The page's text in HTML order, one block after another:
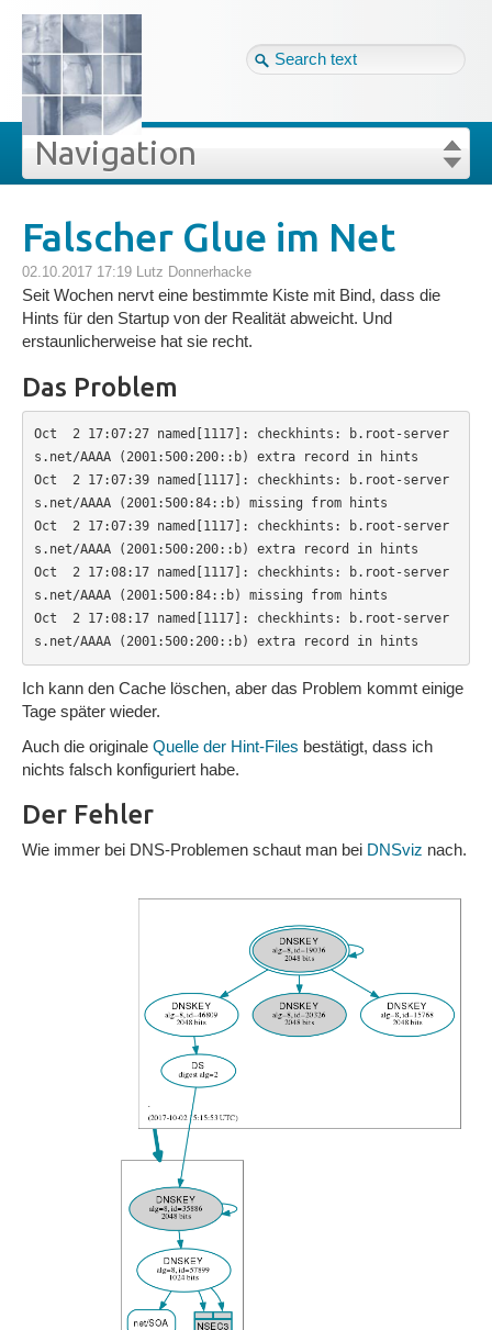
Tag cloud
Site map
Login
Forgot your password?
Navigation
Projekte
Veröffentlichungen
Blog
Impressum
Datenschutz
Blog Falscher Glue im Net
Falscher Glue im Net
02.10.2017 17:19 Lutz Donnerhacke
Seit Wochen nervt eine bestimmte Kiste mit Bind, dass die
Hints für den Startup von der Realität abweicht. Und
erstaunlicherweise hat sie recht.
Das Problem
Oct  2 17:07:27 named[1117]: checkhints: b.root-server
s.net/AAAA (2001:500:200::b) extra record in hints
Oct  2 17:07:39 named[1117]: checkhints: b.root-server
s.net/AAAA (2001:500:84::b) missing from hints
Oct  2 17:07:39 named[1117]: checkhints: b.root-server
s.net/AAAA (2001:500:200::b) extra record in hints
Oct  2 17:08:17 named[1117]: checkhints: b.root-server
s.net/AAAA (2001:500:84::b) missing from hints
Oct  2 17:08:17 named[1117]: checkhints: b.root-server
s.net/AAAA (2001:500:200::b) extra record in hints
Ich kann den Cache löschen, aber das Problem kommt einige
Tage später wieder.
Auch die originale Quelle der Hint-Files bestätigt, dass ich
nichts falsch konfiguriert habe.
Der Fehler
Wie immer bei DNS-Problemen schaut man bei DNSviz nach.